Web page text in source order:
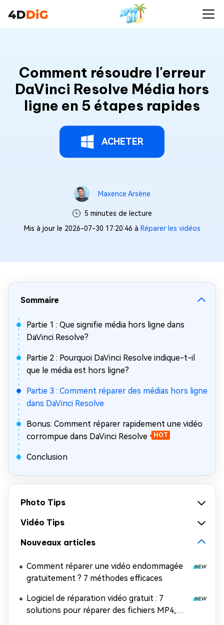
Comment résoudre l'erreur
DaVinci Resolve Média hors
ligne en 5 étapes rapides
ACHETER
Maxence Arsène
5 minutes de lecture
Mis à jour le 2026-07-30 17:20:46 à Réparer les vidéos
Sommaire
Partie 1 : Que signifie média hors ligne dans
DaVinci Resolve?
Partie 2 : Pourquoi DaVinci Resolve indique-t-il
que le média est hors ligne?
Partie 3 : Comment réparer des médias hors ligne
dans DaVinci Resolve
Bonus: Comment réparer rapidement une vidéo
corrompue dans DaVinci Resolve
HOT
Conclusion
Photo Tips
Vidéo Tips
Nouveaux articles
Comment réparer une vidéo endommagée
gratuitement ? 7 méthodes efficaces
Logiciel de réparation vidéo gratuit : 7
solutions pour réparer des fichiers MP4,